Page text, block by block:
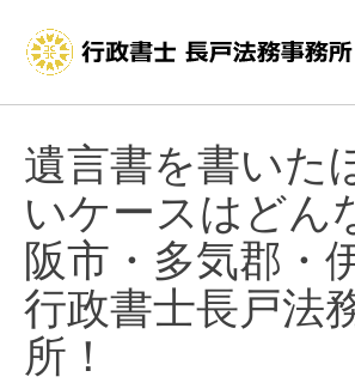
content
遺言書を書いた
いケースはどん
阪市・多気郡・
行政書士長戸法
所！